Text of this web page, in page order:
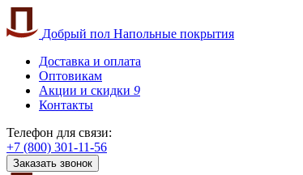
Добрый пол Напольные покрытия
Доставка и оплата
Оптовикам
Акции и скидки 9
Контакты
Телефон для связи:
+7 (800) 301-11-56
Заказать звонок